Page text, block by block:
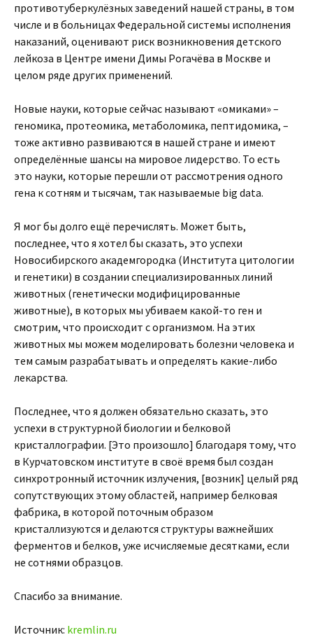
противотуберкулёзных заведений нашей страны, в том
числе и в больницах Федеральной системы исполнения
наказаний, оценивают риск возникновения детского
лейкоза в Центре имени Димы Рогачёва в Москве и
целом ряде других применений.
Новые науки, которые сейчас называют «омиками» –
геномика, протеомика, метаболомика, пептидомика, –
тоже активно развиваются в нашей стране и имеют
определённые шансы на мировое лидерство. То есть
это науки, которые перешли от рассмотрения одного
гена к сотням и тысячам, так называемые big data.
Я мог бы долго ещё перечислять. Может быть,
последнее, что я хотел бы сказать, это успехи
Новосибирского академгородка (Института цитологии
и генетики) в создании специализированных линий
животных (генетически модифицированные
животные), в которых мы убиваем какой-то ген и
смотрим, что происходит с организмом. На этих
животных мы можем моделировать болезни человека и
тем самым разрабатывать и определять какие-либо
лекарства.
Последнее, что я должен обязательно сказать, это
успехи в структурной биологии и белковой
кристаллографии. [Это произошло] благодаря тому, что
в Курчатовском институте в своё время был создан
синхротронный источник излучения, [возник] целый ряд
сопутствующих этому областей, например белковая
фабрика, в которой поточным образом
кристаллизуются и делаются структуры важнейших
ферментов и белков, уже исчисляемые десятками, если
не сотнями образцов.
Спасибо за внимание.
Источник: kremlin.ru